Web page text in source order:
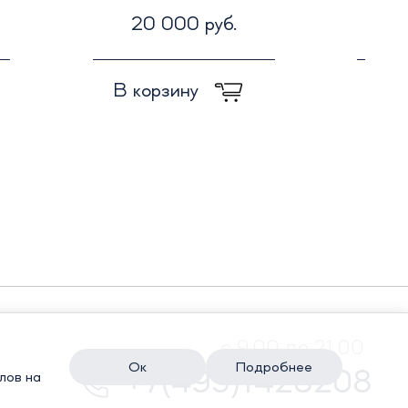
20 000 руб.
В корзину
+7(495)1428208
на
Ок Подробнее